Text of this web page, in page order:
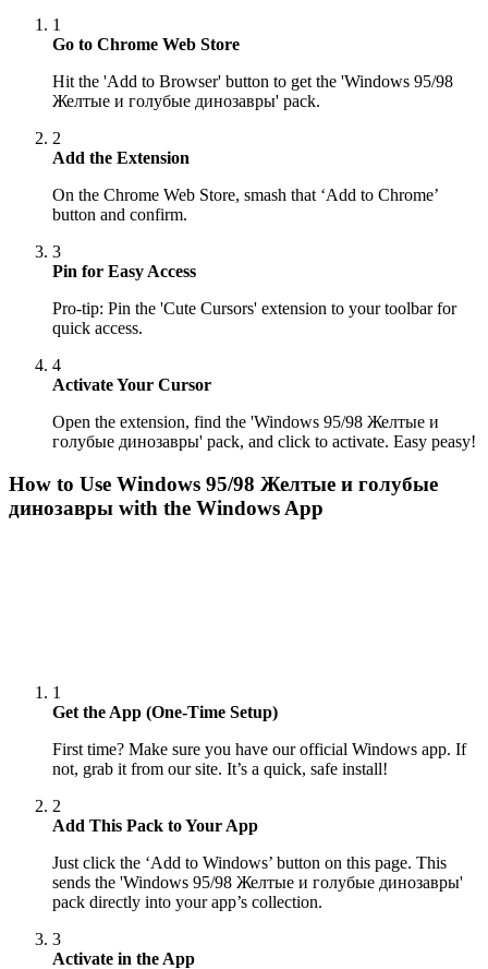
1
Go to Chrome Web Store
Hit the 'Add to Browser' button to get the 'Windows 95/98
Желтые и голубые динозавры' pack.
2
Add the Extension
On the Chrome Web Store, smash that ‘Add to Chrome’
button and confirm.
3
Pin for Easy Access
Pro-tip: Pin the 'Cute Cursors' extension to your toolbar for
quick access.
4
Activate Your Cursor
Open the extension, find the 'Windows 95/98 Желтые и
голубые динозавры' pack, and click to activate. Easy peasy!
How to Use Windows 95/98 Желтые и голубые
динозавры with the Windows App
1
Get the App (One-Time Setup)
First time? Make sure you have our official Windows app. If
not, grab it from our site. It’s a quick, safe install!
2
Add This Pack to Your App
Just click the ‘Add to Windows’ button on this page. This
sends the 'Windows 95/98 Желтые и голубые динозавры'
pack directly into your app’s collection.
3
Activate in the App